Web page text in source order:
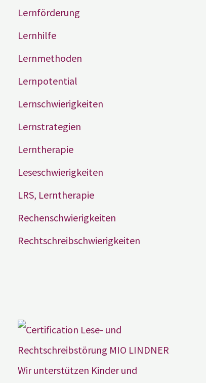
Lernförderung
Lernhilfe
Lernmethoden
Lernpotential
Lernschwierigkeiten
Lernstrategien
Lerntherapie
Leseschwierigkeiten
LRS, Lerntherapie
Rechenschwierigkeiten
Rechtschreibschwierigkeiten
Wir unterstützen Kinder und